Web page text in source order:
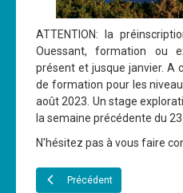
ATTENTION: la
Ouessant, formation ou
présent et jusque janvier. A
de formation pour les
août 2023. Un stage
la semaine précédente du
N'hésitez pas à vous faire
Précédent